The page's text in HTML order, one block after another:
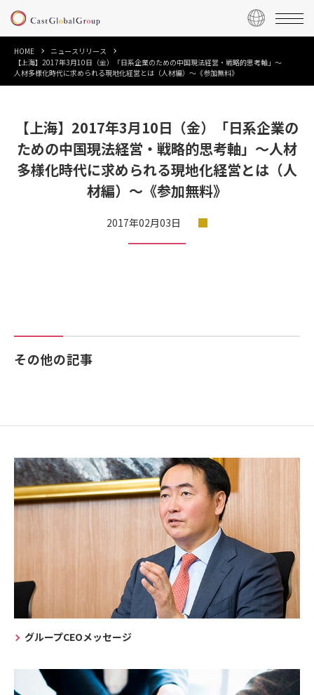
HOME
ニュースリリース
【上海】2017年3月10日（金）「日系企業のための中国現法経営・戦略的思考軸」～
人材多様化時代に求められる現地化経営とは（人材編）～《参加無料》
【上海】2017年3月10日（金）「日系企業の
ための中国現法経営・戦略的思考軸」～人材
多様化時代に求められる現地化経営とは（人
材編）～《参加無料》
2017年02月03日
その他の記事
グループCEOメッセージ